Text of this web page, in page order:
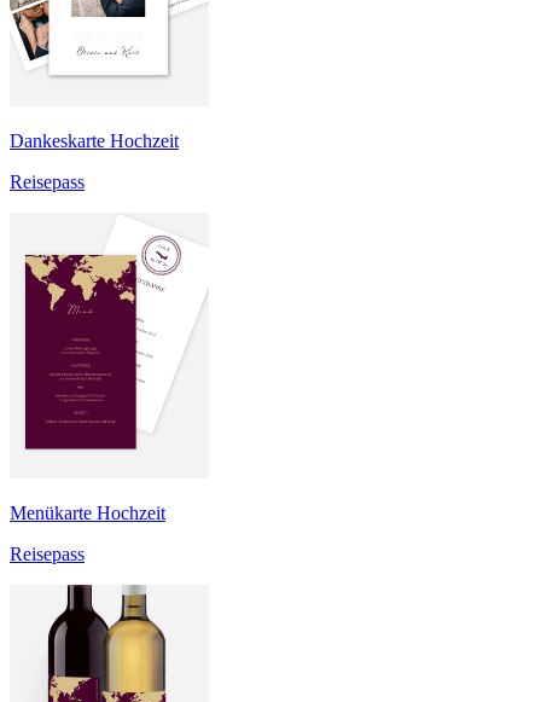
Dankeskarte Hochzeit
Reisepass
Menükarte Hochzeit
Reisepass